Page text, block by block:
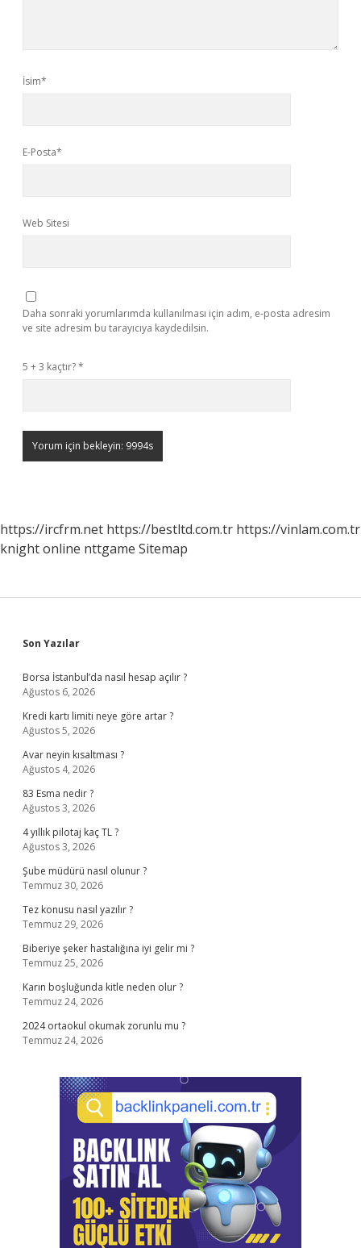
İsim*
E-Posta*
Web Sitesi
Daha sonraki yorumlarımda kullanılması için adım, e-posta adresim
ve site adresim bu tarayıcıya kaydedilsin.
5 + 3 kaçtır?*
https://ircfrm.net https://bestltd.com.tr https://vinlam.com.tr
knight online nttgame Sitemap
Sidebar
Son Yazılar
Borsa İstanbul’da nasıl hesap açılır ?
Ağustos 6, 2026
Kredi kartı limiti neye göre artar ?
Ağustos 5, 2026
Avar neyin kısaltması ?
Ağustos 4, 2026
83 Esma nedir ?
Ağustos 3, 2026
4 yıllık pilotaj kaç TL ?
Ağustos 3, 2026
Şube müdürü nasıl olunur ?
Temmuz 30, 2026
Tez konusu nasıl yazılır ?
Temmuz 29, 2026
Biberiye şeker hastalığına iyi gelir mi ?
Temmuz 25, 2026
Karın boşluğunda kitle neden olur ?
Temmuz 24, 2026
2024 ortaokul okumak zorunlu mu ?
Temmuz 24, 2026